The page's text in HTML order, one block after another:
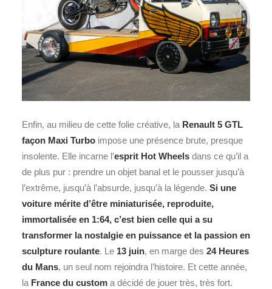
Enfin, au milieu de cette folie créative, la Renault 5 GTL
façon Maxi Turbo impose une présence brute, presque
insolente. Elle incarne l’esprit Hot Wheels dans ce qu’il a
de plus pur : prendre un objet banal et le pousser jusqu’à
l’extrême, jusqu’à l’absurde, jusqu’à la légende. Si une
voiture mérite d’être miniaturisée, reproduite,
immortalisée en 1:64, c’est bien celle qui a su
transformer la nostalgie en puissance et la passion en
sculpture roulante. Le 13 juin, en marge des 24 Heures
du Mans, un seul nom rejoindra l’histoire. Et cette année,
la France du custom a décidé de jouer très, très fort.